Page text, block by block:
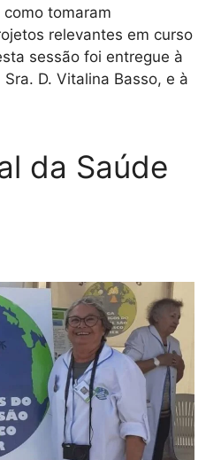
tomaram
relevantes em curso
sessão foi entregue à
D. Vitalina Basso, e à
da Saúde